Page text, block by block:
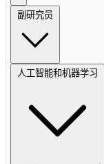
副研究员
人工智能和机器学习